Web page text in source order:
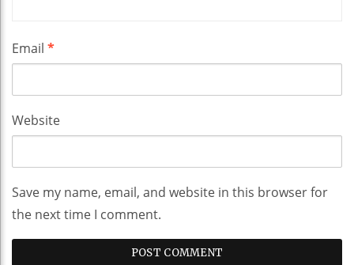
Email *
Website
Save my name, email, and website in this browser for
the next time I comment.